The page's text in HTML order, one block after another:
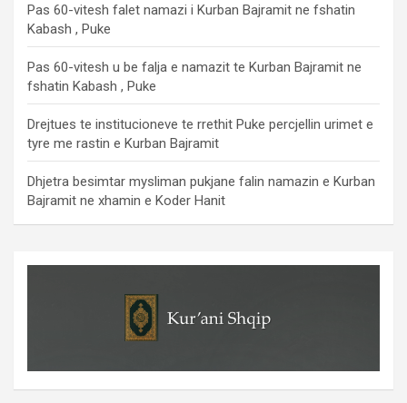
Pas 60-vitesh falet namazi i Kurban Bajramit ne fshatin
Kabash , Puke
Pas 60-vitesh u be falja e namazit te Kurban Bajramit ne
fshatin Kabash , Puke
Drejtues te institucioneve te rrethit Puke percjellin urimet e
tyre me rastin e Kurban Bajramit
Dhjetra besimtar mysliman pukjane falin namazin e Kurban
Bajramit ne xhamin e Koder Hanit